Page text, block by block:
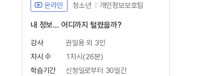
온라인 청소년 개인정보보호팁
내 정보… 어디까지 털렸을까?
강사
권일용 외 3인
차시 수
1차시(26분)
학습기간
신청일로부터 30일간